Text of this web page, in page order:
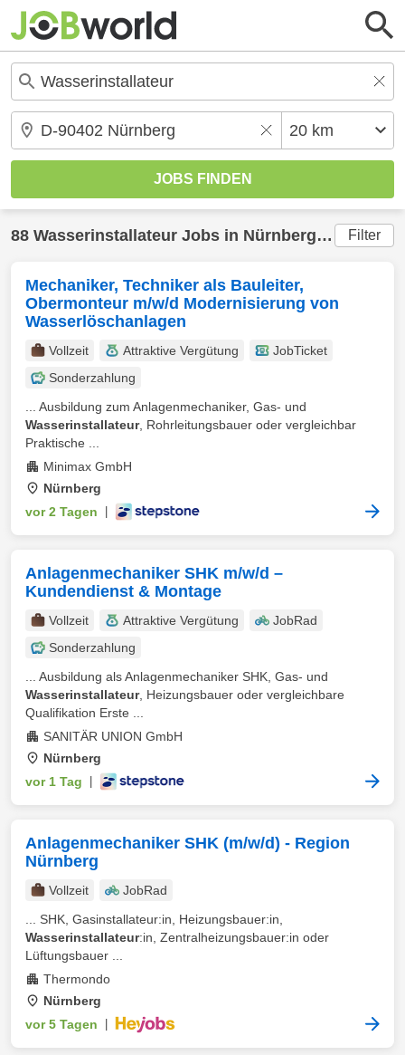
88 Wasserinstallateur Jobs in Nürnberg(20 km)
Filter
Mechaniker, Techniker als Bauleiter,
Obermonteur m/w/d Modernisierung von
Wasserlöschanlagen
Vollzeit Attraktive Vergütung
JobTicket
Sonderzahlung
... Ausbildung zum Anlagenmechaniker, Gas- und
Wasserinstallateur, Rohrleitungsbauer oder vergleichbar
Praktische ...
Minimax GmbH
Nürnberg
vor 2 Tagen
Anlagenmechaniker SHK m/w/d –
Kundendienst & Montage
Vollzeit Attraktive Vergütung
JobRad
Sonderzahlung
... Ausbildung als Anlagenmechaniker SHK, Gas- und
Wasserinstallateur, Heizungsbauer oder vergleichbare
Qualifikation Erste ...
SANITÄR UNION GmbH
Nürnberg
vor 1 Tag
Anlagenmechaniker SHK (m/w/d) - Region
Nürnberg
Vollzeit
JobRad
... SHK, Gasinstallateur:in, Heizungsbauer:in,
Wasserinstallateur:in, Zentralheizungsbauer:in oder
Lüftungsbauer ...
Thermondo
Nürnberg
vor 5 Tagen